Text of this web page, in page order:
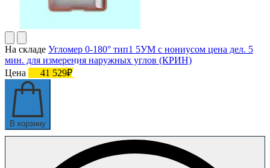
На складе Угломер 0-180° тип1 5УМ с нониусом цена дел. 5
мин. для измерения наружных углов (КРИН)
Цена
41 529₽
В корзину